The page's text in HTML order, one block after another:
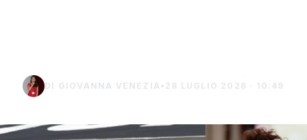
DI GIOVANNA VENEZIA • 28 LUGLIO 2026 · 10:49